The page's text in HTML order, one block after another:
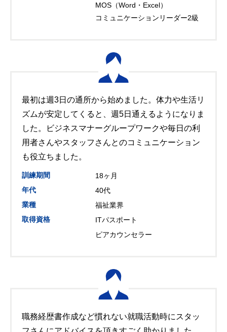
MOS（Word・Excel）
コミュニケーションリーダー2級
最初は週3日の通所から始めました。体力や生活リ
ズムが安定してくると、週5日通えるようになりま
した。ビジネスマナーグループワークや毎日の利
用者さんやスタッフさんとのコミュニケーション
も役立ちました。
訓練期間
18ヶ月
年代
40代
業種
福祉業界
取得資格
ITパスポート
ピアカウンセラー
職務経歴書作成など慣れない就職活動時にスタッ